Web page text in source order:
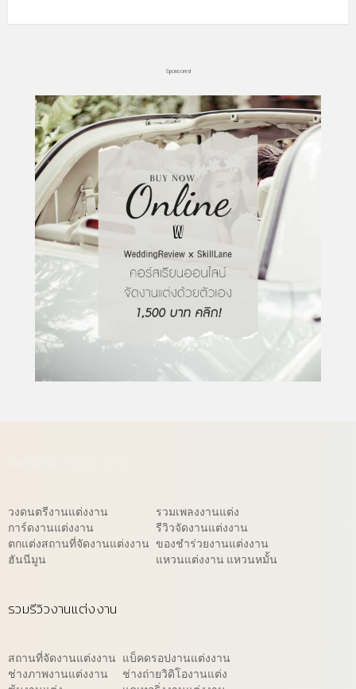
Sponsored
วงดนตรีงานแต่งงาน
การ์ดงานแต่งงาน
ตกแต่งสถานที่จัดงานแต่งงาน
ฮันนีมูน
รวมเพลงงานแต่ง
รีวิวจัดงานแต่งงาน
ของชำร่วยงานแต่งงาน
แหวนแต่งงาน แหวนหมั้น
รวมรีวิวงานแต่งงาน
สถานที่จัดงานแต่งงาน
ช่างภาพงานแต่งงาน
แบ็คดรอปงานแต่งงาน
ช่างถ่ายวิดิโองานแต่ง